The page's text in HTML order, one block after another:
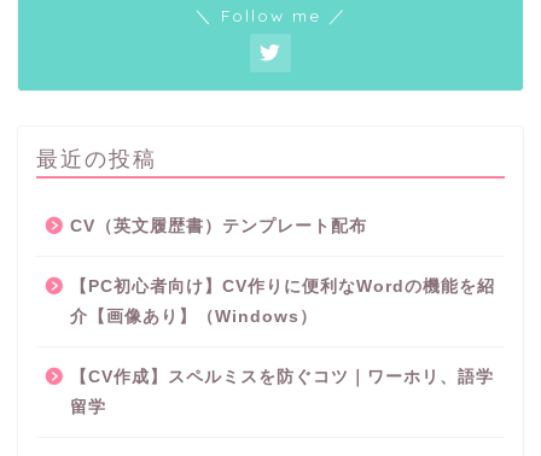
＼ Follow me ／
最近の投稿
CV（英文履歴書）テンプレート配布
【PC初心者向け】CV作りに便利なWordの機能を紹
介【画像あり】（Windows）
【CV作成】スペルミスを防ぐコツ｜ワーホリ、語学
留学